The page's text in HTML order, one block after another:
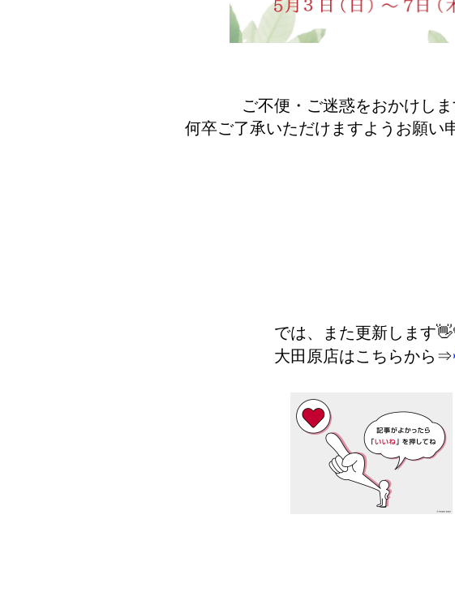
ご不便・ご迷惑をおかけしま
何卒ご了承いただけますようお願い
では、また更新します
大田原店はこちらから⇒